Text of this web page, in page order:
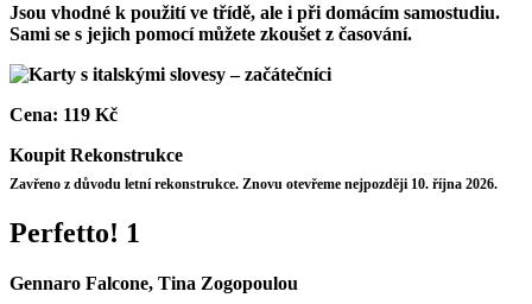
Jsou vhodné k použití ve třídě, ale i při domácím samostudiu.
Sami se s jejich pomocí můžete zkoušet z časování.
Cena: 119 Kč
Koupit Rekonstrukce
Zavřeno z důvodu letní rekonstrukce. Znovu otevřeme nejpozději 10. října 2026.
Perfetto! 1
Gennaro Falcone, Tina Zogopoulou